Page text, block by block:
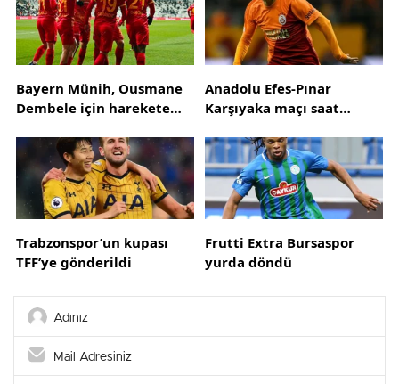
Bayern Münih, Ousmane
Dembele için harekete
teklifi
Anadolu Efes-Pınar
Karşıyaka maçı saat
Trabzonspor’un kupası
TFF’ye gönderildi
Frutti Extra Bursaspor
yurda döndü